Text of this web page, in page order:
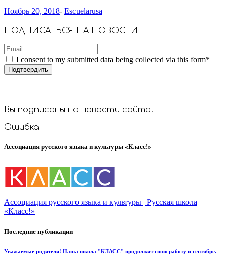
Ноябрь 20, 2018- Escuelarusa
ПОДПИСАТЬСЯ НА НОВОСТИ
I consent to my submitted data being collected via this form*
Вы подписаны на новости сайта.
Ошибка
Ассоциация русского языка и культуры «Класс!»
Ассоциация русского языка и культуры | Русская школа
«Класс!»
Последние публикации
Уважаемые родители! Наша школа "КЛАСС" продолжит свою работу в сентябре.